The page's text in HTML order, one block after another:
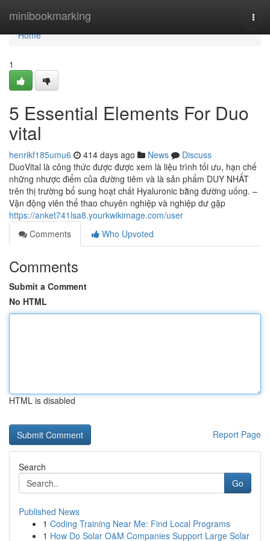
minibookmarking
Home
Home
1
5 Essential Elements For Duo
vital
henrikf185umu6 414 days ago News
Discuss
DuoVital là công thức được được xem là liệu trình tối ưu, hạn chế
những nhược điểm của đường tiêm và là sản phẩm DUY NHẤT
trên thị trường bổ sung hoạt chất Hyaluronic bằng đường uống. –
Vận động viên thể thao chuyên nghiệp và nghiệp dư gặp
https://anket741lsa8.yourkwikimage.com/user
Comments
Who Upvoted
Comments
Submit a Comment
No HTML
HTML is disabled
Report Page
Search
Go
Published News
1 Coding Training Near Me: Find Local Programs
1 How Do Solar O&M Companies Support Large Solar